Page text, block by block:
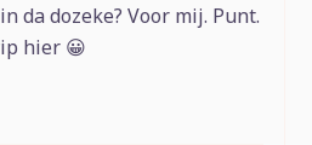
da dozeke? Voor mij. Punt.
hier 😀